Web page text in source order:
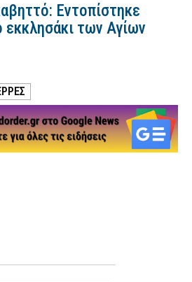
Εντοπίστηκε
των Αγίων